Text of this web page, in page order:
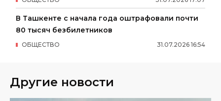
В Ташкенте с начала года оштрафовали почти
80 тысяч безбилетников
31.07.2026 16:54
ОБЩЕСТВО
Другие новости